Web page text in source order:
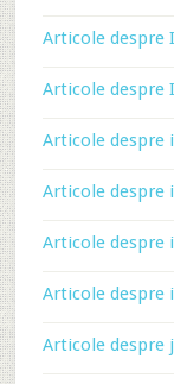
Articole despre
Articole despre
Articole despre
Articole despre
Articole despre
Articole despre
Articole despre